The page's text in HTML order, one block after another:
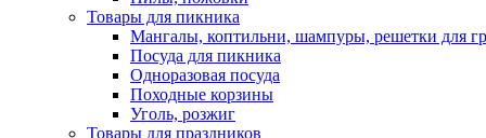
Товары для пикника
Мангалы, коптильни, шампуры, решетки для
Посуда для пикника
Одноразовая посуда
Походные корзины
Уголь, розжиг
Товары для праздников